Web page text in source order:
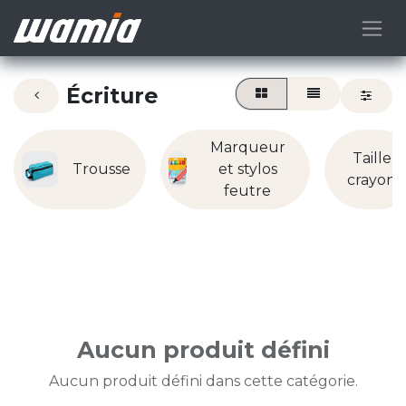
Écriture
Trousse
Marqueur
et stylos
feutre
Taille
crayon
Aucun produit défini
Aucun produit défini dans cette catégorie.